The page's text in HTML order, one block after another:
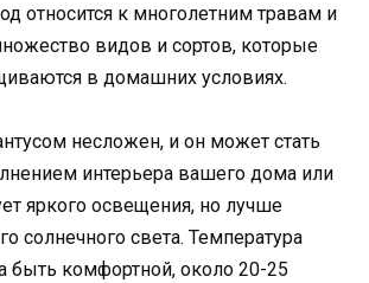
относится к многолетним травам и
видов и сортов, которые
в домашних условиях.
несложен, и он может стать
интерьера вашего дома или
яркого освещения, но лучше
солнечного света. Температура
быть комфортной, около 20-25